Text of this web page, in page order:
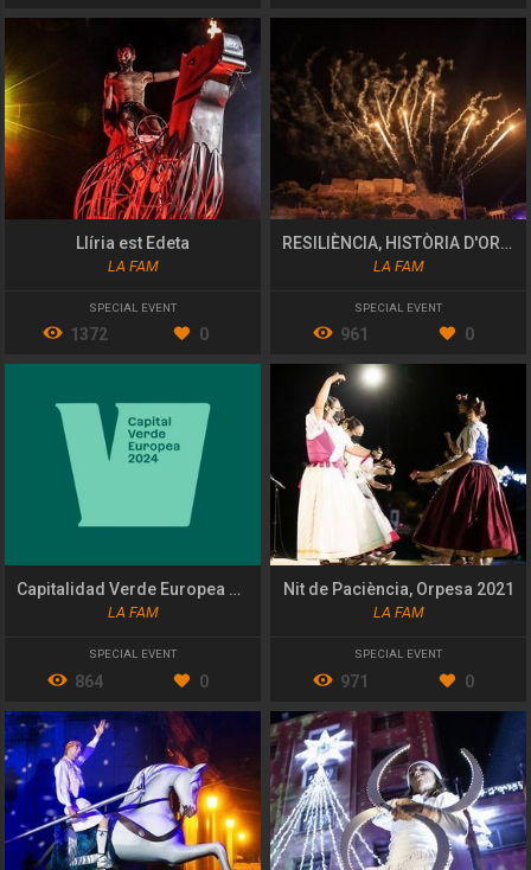
Llíria est Edeta
LA FAM
SPECIAL EVENT
1372 0
RESILIÈNCIA, HISTÒRIA D'ORPESA
LA FAM
SPECIAL EVENT
961 0
Capitalidad Verde Europea de València
LA FAM
SPECIAL EVENT
864 0
Nit de Paciència, Orpesa 2021
LA FAM
SPECIAL EVENT
971 0